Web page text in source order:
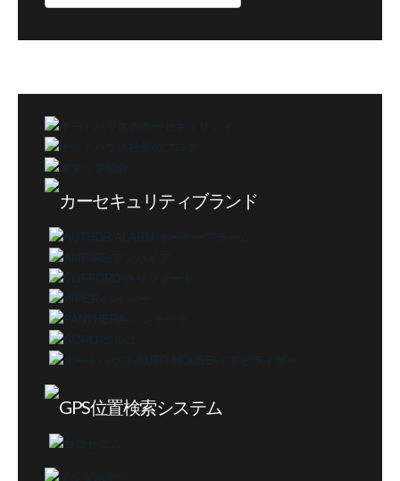
ロ
ー